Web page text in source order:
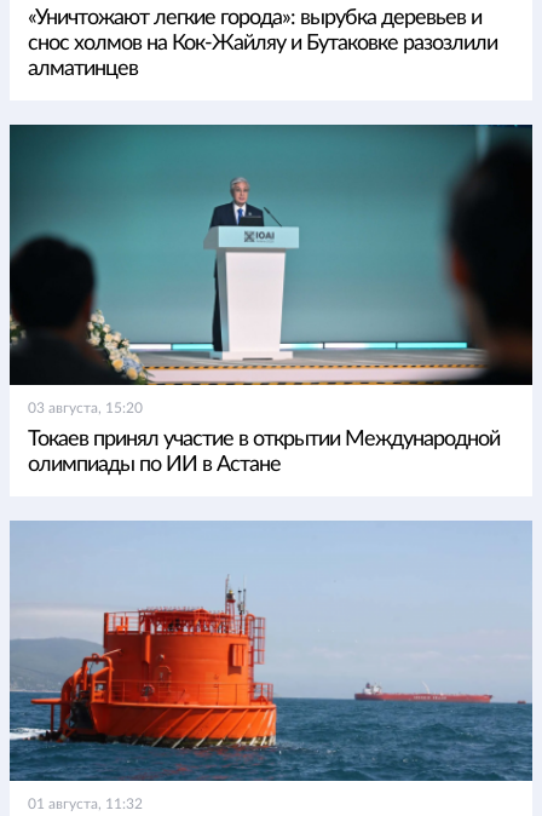
«Уничтожают легкие города»: вырубка деревьев и
снос холмов на Кок-Жайляу и Бутаковке разозлили
алматинцев
03 августа, 15:20
Токаев принял участие в открытии Международной
олимпиады по ИИ в Астане
01 августа, 11:32